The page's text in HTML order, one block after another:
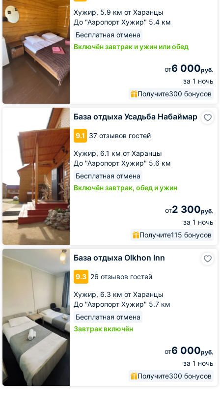
Хужир, 5.9 км от Харанцы
До "Аэропорт Хужир" 5.4 км
Бесплатная отмена
Включён завтрак и ужин или обед
от6 000руб.
за 1 ночь
Получите300 бонусов
База отдыха Усадьба Набаймар
9.1 37 отзывов гостей
Хужир, 6.1 км от Харанцы
До "Аэропорт Хужир" 5.6 км
Бесплатная отмена
Включён завтрак, обед и ужин
от2 300руб.
за 1 ночь
Получите115 бонусов
Набаймар
База отдыха Olkhon Inn
9.3 26 отзывов гостей
Хужир, 6.3 км от Харанцы
До "Аэропорт Хужир" 5.7 км
Бесплатная отмена
Завтрак включён
от6 000руб.
за 1 ночь
Получите300 бонусов
База
отдыха